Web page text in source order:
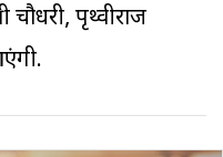
चौधरी, पृथ्वीराज